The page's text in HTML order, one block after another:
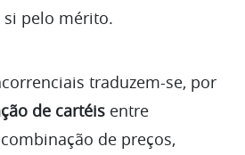
pelo mérito.
traduzem-se, por
de cartéis entre
de preços,